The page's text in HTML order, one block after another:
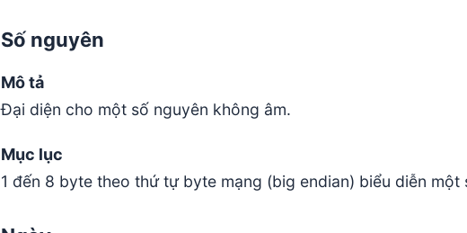
Số nguyên
Mô tả
Đại diện cho một số nguyên không âm.
Mục lục
1 đến 8 byte theo thứ tự byte mạng (big endian) biểu diễn một